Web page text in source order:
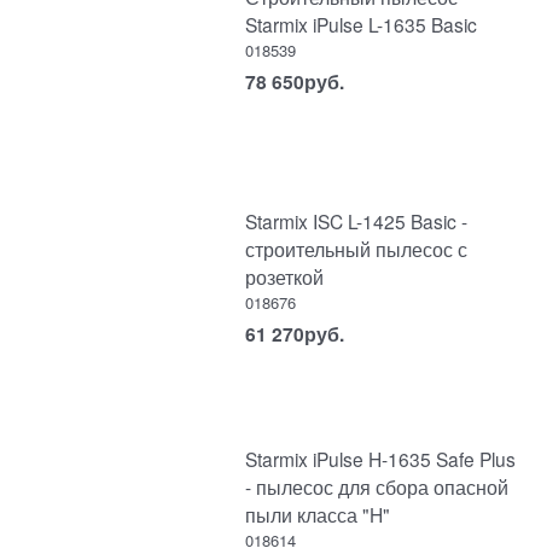
Starmix iPulse L-1635 Basic
018539
78 650руб.
Starmix ISC L-1425 Basic -
строительный пылесос с
розеткой
018676
61 270руб.
Starmix iPulse H-1635 Safe Plus
- пылесос для сбора опасной
пыли класса "H"
018614